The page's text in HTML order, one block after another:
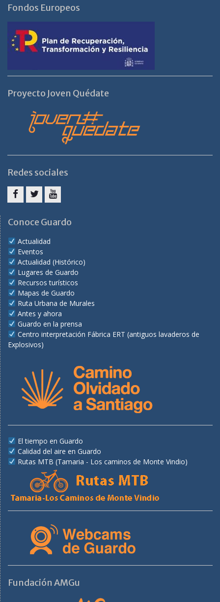
Fondos Europeos
Proyecto Joven Quédate
Redes sociales
Conoce Guardo
Actualidad
Eventos
Actualidad (Histórico)
Lugares de Guardo
Recursos turísticos
Mapas de Guardo
Ruta Urbana de Murales
Antes y ahora
Guardo en la prensa
Centro interpretación Fábrica ERT (antiguos lavaderos de
Explosivos)
El tiempo en Guardo
Calidad del aire en Guardo
Rutas MTB (Tamaria - Los caminos de Monte Vindio)
Fundación AMGu